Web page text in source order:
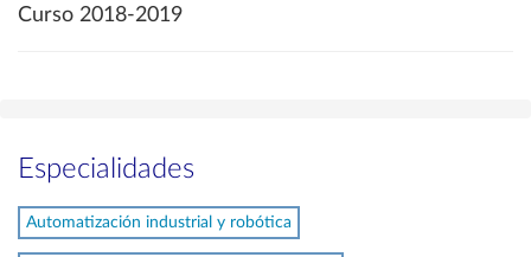
Curso 2018-2019
Especialidades
Automatización industrial y robótica